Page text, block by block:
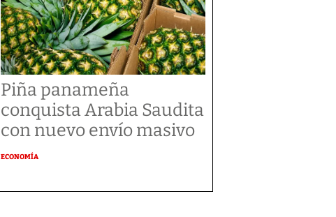
Piña panameña
conquista Arabia Saudita
con nuevo envío masivo
ECONOMÍA